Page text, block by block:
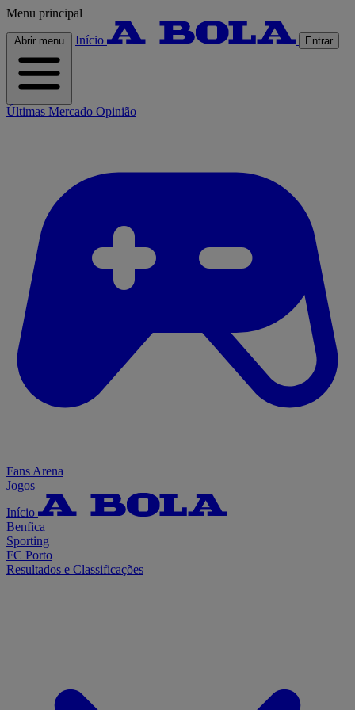
Menu principal
Abrir menu Início Entrar
Últimas Mercado Opinião
Fans Arena
Jogos
Início
Benfica
Sporting
FC Porto
Resultados e Classificações